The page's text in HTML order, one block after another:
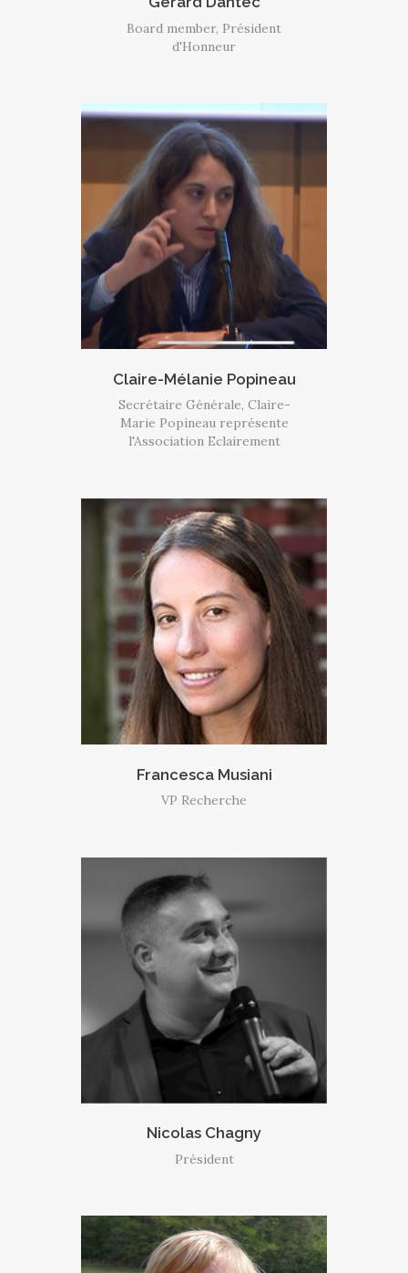
Board member, Président
d'Honneur
Claire-Mélanie Popineau
Secrétaire Générale, Claire-
Marie Popineau représente
l'Association Eclairement
Francesca Musiani
VP Recherche
Nicolas Chagny
Président